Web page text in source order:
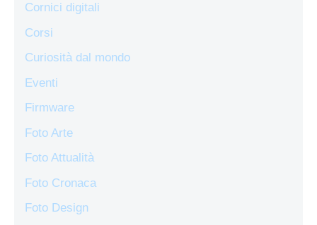
Cornici digitali
Corsi
Curiosità dal mondo
Eventi
Firmware
Foto Arte
Foto Attualità
Foto Cronaca
Foto Design